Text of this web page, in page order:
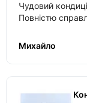
Чудовий
Михайло